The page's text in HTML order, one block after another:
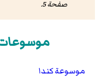
صفحة 5.
موسوعة كندا